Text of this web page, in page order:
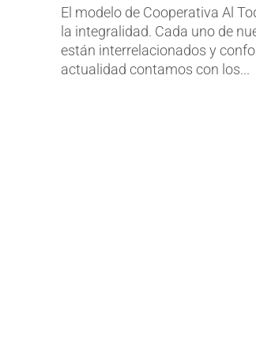
El modelo de Cooperativa Al
la integralidad. Cada uno de
están interrelacionados y
actualidad contamos con los...